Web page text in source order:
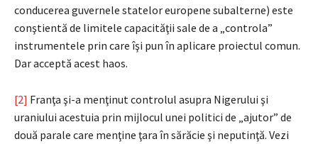
conducerea guvernele statelor europene subalterne) este
conştientă de limitele capacităţii sale de a „controla”
instrumentele prin care îşi pun în aplicare proiectul comun.
Dar acceptă acest haos.
[2] Franţa şi-a menţinut controlul asupra Nigerului şi
uraniului acestuia prin mijlocul unei politici de „ajutor” de
două parale care menţine ţara în sărăcie şi neputinţă. Vezi